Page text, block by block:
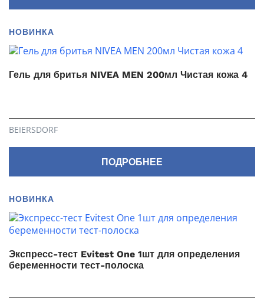
НОВИНКА
Гель для бритья NIVEA MEN 200мл Чистая кожа 4
BEIERSDORF
ПОДРОБНЕЕ
НОВИНКА
Экспресс-тест Evitest One 1шт для определения
беременности тест-полоска